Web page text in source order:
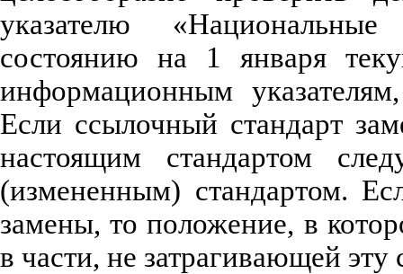
указателю
состоянию на 1 января
информационным
Если ссылочный стандарт
настоящим стандартом
(измененным) стандартом.
замены, то положение, в
в части, не затрагивающей эту